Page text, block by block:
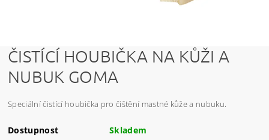
ČISTÍCÍ HOUBIČKA NA KŮŽI A
NUBUK GOMA
Speciální čistící houbička pro čištění mastné kůže a nubuku.
Dostupnost Skladem